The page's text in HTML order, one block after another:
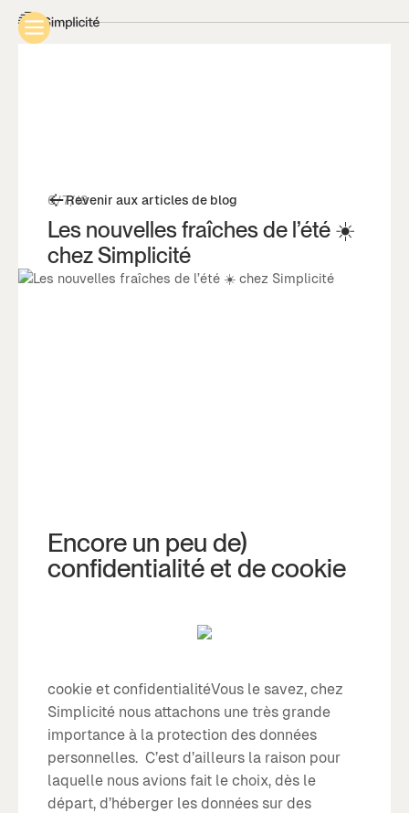
Revenir aux articles de blog
6/7/18
Les nouvelles fraîches de l’été ☀️
chez Simplicité
Encore un peu de)
confidentialité et de cookie
cookie et confidentialitéVous le savez, chez
Simplicité nous attachons une très grande
importance à la protection des données
personnelles. C’est d’ailleurs la raison pour
laquelle nous avions fait le choix, dès le
départ, d’héberger les données sur des